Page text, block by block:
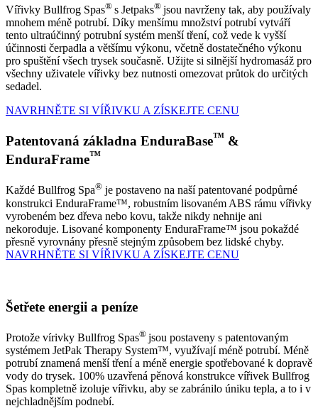
Vířivky Bullfrog Spas® s Jetpaks® jsou navrženy tak, aby používaly
mnohem méně potrubí. Díky menšímu množství potrubí vytváří
tento ultraúčinný potrubní systém menší tření, což vede k vyšší
účinnosti čerpadla a většímu výkonu, včetně dostatečného výkonu
pro spuštění všech trysek současně. Užijte si silnější hydromasáž pro
všechny uživatele vířivky bez nutnosti omezovat průtok do určitých
sedadel.
NAVRHNĚTE SI VÍŘIVKU A ZÍSKEJTE CENU
Patentovaná základna EnduraBase™ &
EnduraFrame™
Každé Bullfrog Spa® je postaveno na naší patentované podpůrné
konstrukci EnduraFrame™, robustním lisovaném ABS rámu vířivky
vyrobeném bez dřeva nebo kovu, takže nikdy nehnije ani
nekoroduje. Lisované komponenty EnduraFrame™ jsou pokaždé
přesně vyrovnány přesně stejným způsobem bez lidské chyby.
NAVRHNĚTE SI VÍŘIVKU A ZÍSKEJTE CENU
Šetřete energii a peníze
Protože vírivky Bullfrog Spas® jsou postaveny s patentovaným
systémem JetPak Therapy System™, využívají méně potrubí. Méně
potrubí znamená menší tření a méně energie spotřebované k dopravě
vody do trysek. 100% uzavřená pěnová konstrukce vířivek Bullfrog
Spas kompletně izoluje vířivku, aby se zabránilo úniku tepla, a to i v
nejchladnějším podnebí.